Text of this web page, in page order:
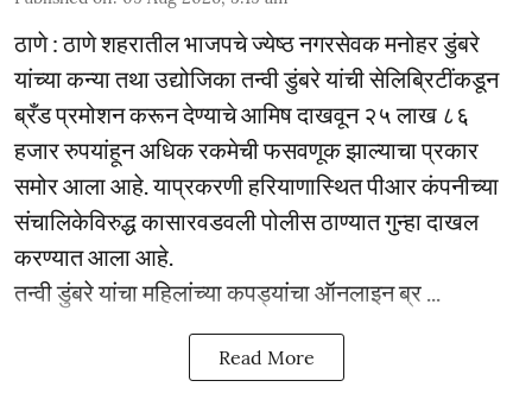
ठाणे : ठाणे शहरातील भाजपचे ज्येष्ठ नगरसेवक मनोहर डुंबरे
यांच्या कन्या तथा उद्योजिका तन्वी डुंबरे यांची सेलिब्रिटींकडून
ब्रँड प्रमोशन करून देण्याचे आमिष दाखवून २५ लाख ८६
हजार रुपयांहून अधिक रकमेची फसवणूक झाल्याचा प्रकार
समोर आला आहे. याप्रकरणी हरियाणास्थित पीआर कंपनीच्या
संचालिकेविरुद्ध कासारवडवली पोलीस ठाण्यात गुन्हा दाखल
करण्यात आला आहे.
तन्वी डुंबरे यांचा महिलांच्या कपड्यांचा ऑनलाइन ब्र ...
Read More